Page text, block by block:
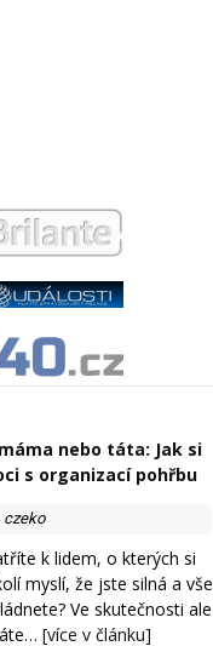
nebo táta: Jak si
s organizací pohřbu
czeko
k lidem, o kterých si
myslí, že jste silná a vše
Ve skutečnosti ale
[více v článku]